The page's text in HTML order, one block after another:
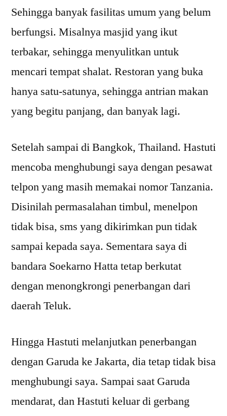
Sehingga banyak fasilitas umum yang belum
berfungsi. Misalnya masjid yang ikut
terbakar, sehingga menyulitkan untuk
mencari tempat shalat. Restoran yang buka
hanya satu-satunya, sehingga antrian makan
yang begitu panjang, dan banyak lagi.
Setelah sampai di Bangkok, Thailand. Hastuti
mencoba menghubungi saya dengan pesawat
telpon yang masih memakai nomor Tanzania.
Disinilah permasalahan timbul, menelpon
tidak bisa, sms yang dikirimkan pun tidak
sampai kepada saya. Sementara saya di
bandara Soekarno Hatta tetap berkutat
dengan menongkrongi penerbangan dari
daerah Teluk.
Hingga Hastuti melanjutkan penerbangan
dengan Garuda ke Jakarta, dia tetap tidak bisa
menghubungi saya. Sampai saat Garuda
mendarat, dan Hastuti keluar di gerbang